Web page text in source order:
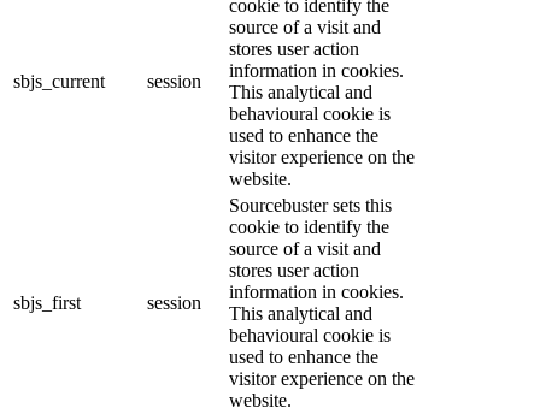
sbjs_current session
cookie to identify the
source of a visit and
stores user action
information in cookies.
This analytical and
behavioural cookie is
used to enhance the
visitor experience on the
website.
sbjs_first session
Sourcebuster sets this
cookie to identify the
source of a visit and
stores user action
information in cookies.
This analytical and
behavioural cookie is
used to enhance the
visitor experience on the
website.